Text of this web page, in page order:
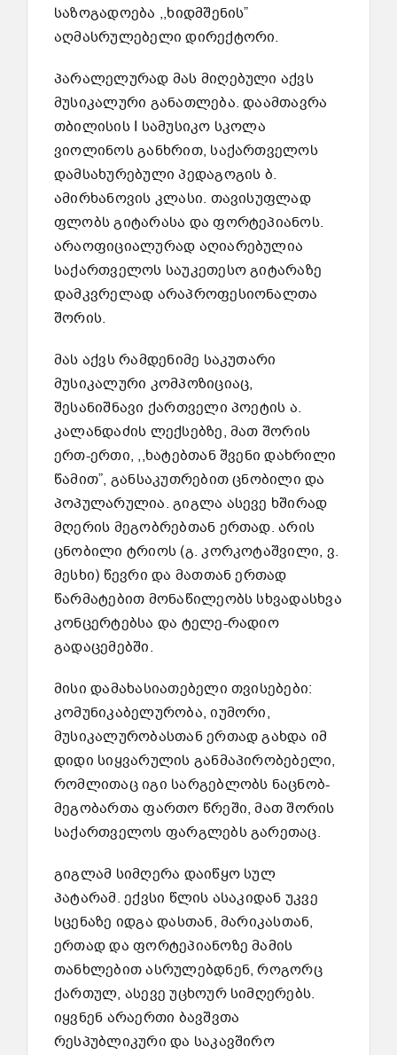
საზოგადოება ,,ხიდმშენის”
აღმასრულებელი დირექტორი.
პარალელურად მას მიღებული აქვს
მუსიკალური განათლება. დაამთავრა
თბილისის I სამუსიკო სკოლა
ვიოლინოს განხრით, საქართველოს
დამსახურებული პედაგოგის ბ.
ამირხანოვის კლასი. თავისუფლად
ფლობს გიტარასა და ფორტეპიანოს.
არაოფიციალურად აღიარებულია
საქართველოს საუკეთესო გიტარაზე
დამკვრელად არაპროფესიონალთა
შორის.
მას აქვს რამდენიმე საკუთარი
მუსიკალური კომპოზიციაც,
შესანიშნავი ქართველი პოეტის ა.
კალანდაძის ლექსებზე, მათ შორის
ერთ-ერთი, ,,ხატებთან შვენი დახრილი
წამით”, განსაკუთრებით ცნობილი და
პოპულარულია. გიგლა ასევე ხშირად
მღერის მეგობრებთან ერთად. არის
ცნობილი ტრიოს (გ. კორკოტაშვილი, ვ.
მესხი) წევრი და მათთან ერთად
წარმატებით მონაწილეობს სხვადასხვა
კონცერტებსა და ტელე-რადიო
გადაცემებში.
მისი დამახასიათებელი თვისებები:
კომუნიკაბელურობა, იუმორი,
მუსიკალურობასთან ერთად გახდა იმ
დიდი სიყვარულის განმაპირობებელი,
რომლითაც იგი სარგებლობს ნაცნობ-
მეგობართა ფართო წრეში, მათ შორის
საქართველოს ფარგლებს გარეთაც.
გიგლამ სიმღერა დაიწყო სულ
პატარამ. ექვსი წლის ასაკიდან უკვე
სცენაზე იდგა დასთან, მარიკასთან,
ერთად და ფორტეპიანოზე მამის
თანხლებით ასრულებდნენ, როგორც
ქართულ, ასევე უცხოურ სიმღერებს.
იყვნენ არაერთი ბავშვთა
რესპუბლიკური და საკავშირო